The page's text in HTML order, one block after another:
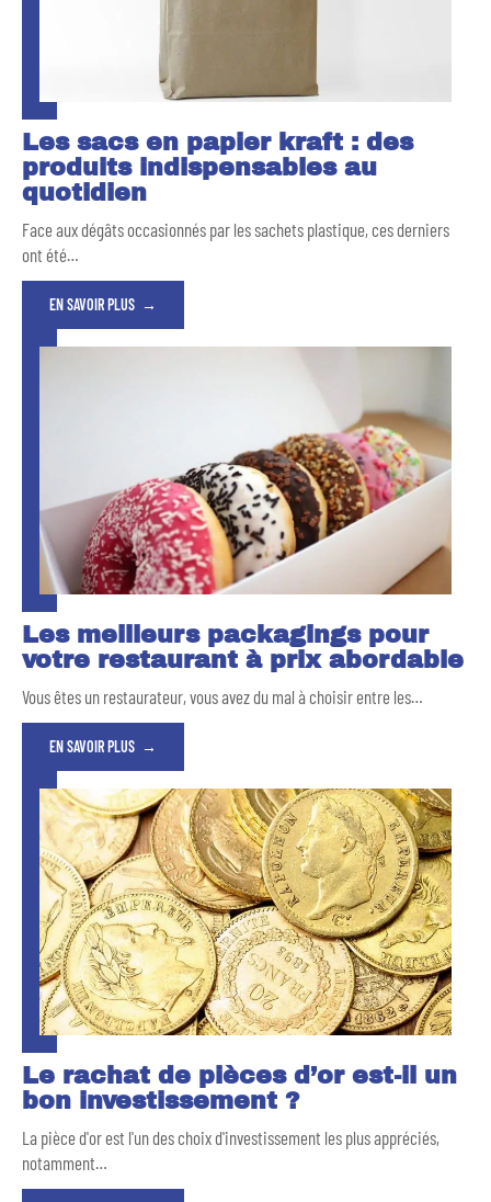
Les sacs en papier kraft : des
produits indispensables au
quotidien
Face aux dégâts occasionnés par les sachets plastique, ces derniers
ont été…
EN SAVOIR PLUS
Les meilleurs packagings pour
votre restaurant à prix abordable
Vous êtes un restaurateur, vous avez du mal à choisir entre les…
EN SAVOIR PLUS
Le rachat de pièces d’or est-il un
bon investissement ?
La pièce d'or est l'un des choix d'investissement les plus appréciés,
notamment…